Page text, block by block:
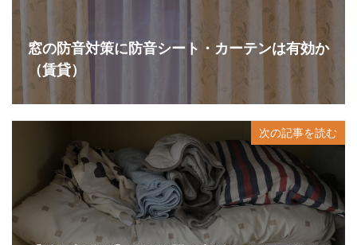
窓の防音対策に防音シート・カーテンは有効か
（賃貸）
次の記事を読む